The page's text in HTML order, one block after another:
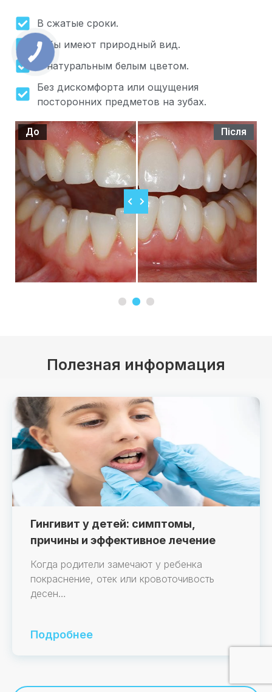
В сжатые сроки.
Зубы имеют природный вид.
С натуральным белым цветом.
Без дискомфорта или ощущения
посторонних предметов на зубах.
До Після
Полезная информация
Гингивит у детей: симптомы,
причины и эффективное лечение
Когда родители замечают у ребенка
покраснение, отек или кровоточивость
десен…
Подробнее